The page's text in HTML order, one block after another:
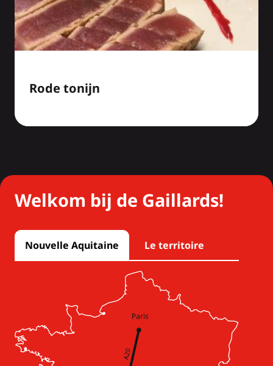
Rode tonijn
Welkom bij de Gaillards!
Nouvelle Aquitaine Le territoire